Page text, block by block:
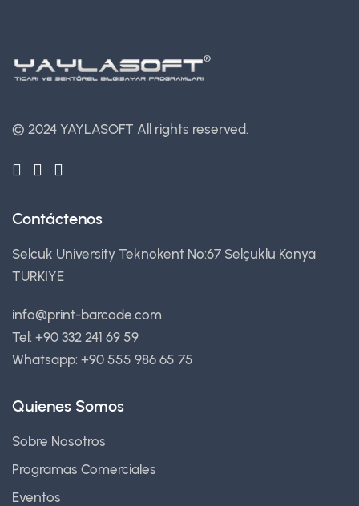
© 2024 YAYLASOFT All rights reserved.
Contáctenos
Selcuk University Teknokent No:67 Selçuklu Konya
TURKIYE
info@print-barcode.com
Tel: +90 332 241 69 59
Whatsapp: +90 555 986 65 75
Quienes Somos
Sobre Nosotros
Programas Comerciales
Eventos